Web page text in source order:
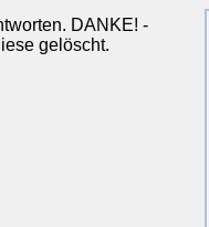
DANKE! -
gelöscht.